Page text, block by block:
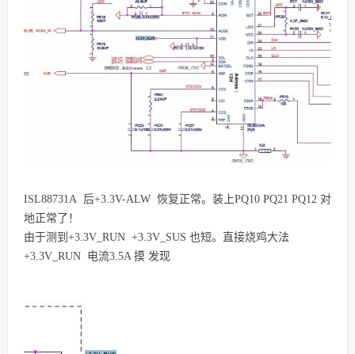
ISL88731A 后+3.3V-ALW 恢复正常。装上PQ10 PQ21 PQ12 对
地正常了！
由于测到+3.3V_RUN +3.3V_SUS 也短。直接烧鸡大法
+3.3V_RUN 电流3.5A 摸 发现